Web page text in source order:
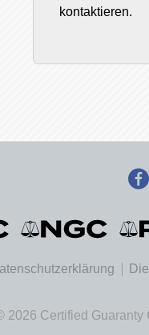
kontaktieren.
2026 Certified Guaranty